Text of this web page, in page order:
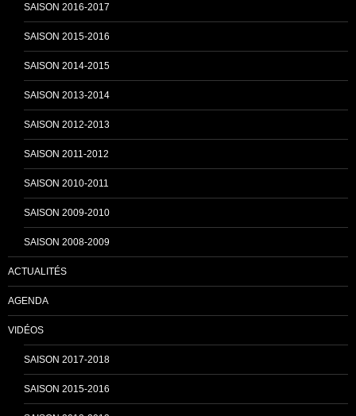
h
n
SAISON 2016-2017
SAISON 2015-2016
SAISON 2014-2015
SAISON 2013-2014
SAISON 2012-2013
SAISON 2011-2012
SAISON 2010-2011
SAISON 2009-2010
SAISON 2008-2009
ACTUALITÉS
AGENDA
VIDÉOS
SAISON 2017-2018
SAISON 2015-2016